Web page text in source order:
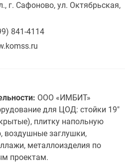
г. Сафоново, ул. Октябрьская,
841-4114
ООО «ИМБИТ»
для ЦОД: стойки 19"
плитку напольную
воздушные заглушки,
металлоизделия по
проектам.